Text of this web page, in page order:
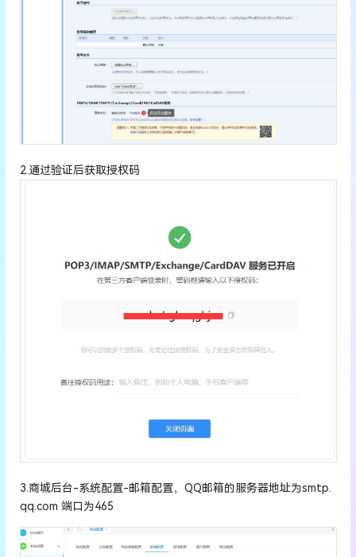
2.通过验证后获取授权码
3.商城后台-系统配置-邮箱配置，QQ邮箱的服务器地址为smtp.
qq.com 端口为465